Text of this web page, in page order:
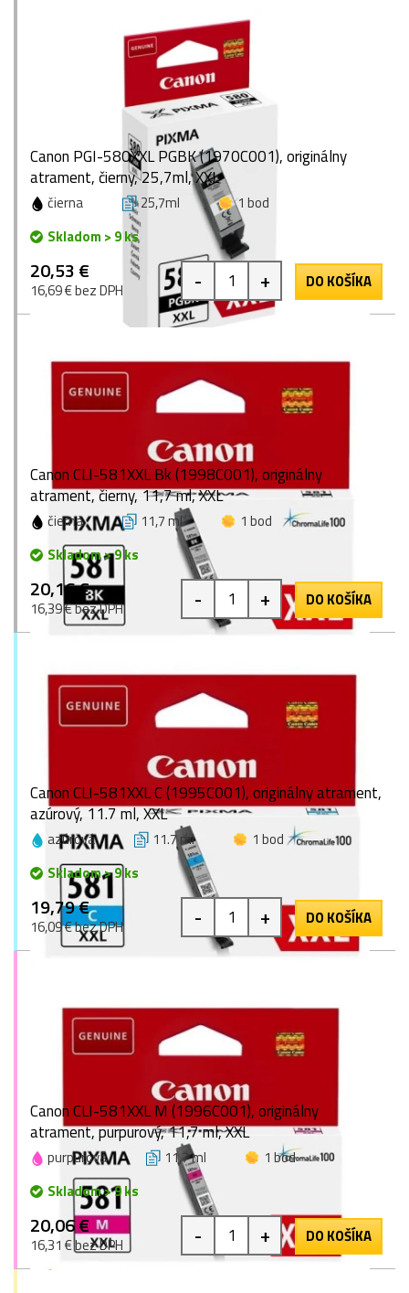
Canon PGI-580XXL PGBK (1970C001), originálny
atrament, čierny, 25,7ml, XXL
čierna 25,7ml
1 bod
Skladom > 9 ks
20,53 €
16,69 € bez DPH - + DO KOŠÍKA
Canon CLI-581XXL Bk (1998C001), originálny
atrament, čierny, 11,7 ml, XXL
čierna 11,7 ml
1 bod
Skladom > 9 ks
20,16 €
16,39 € bez DPH - + DO KOŠÍKA
Canon CLI-581XXL C (1995C001), originálny atrament,
azúrový, 11.7 ml, XXL
azúrová 11.7 ml
1 bod
Skladom > 9 ks
19,79 €
16,09 € bez DPH - + DO KOŠÍKA
Canon CLI-581XXL M (1996C001), originálny
atrament, purpurový, 11,7 ml, XXL
purpurová 11,7 ml
1 bod
Skladom > 9 ks
20,06 €
16,31 € bez DPH - + DO KOŠÍKA